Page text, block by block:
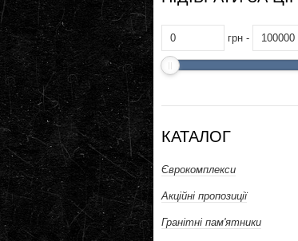
грн -
КАТАЛОГ
Єврокомплекси
Акційні пропозиції
Гранітні пам'ятники